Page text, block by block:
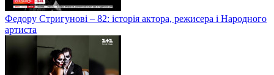
Федору Стригунові – 82: історія актора, режисера і Народного
артиста